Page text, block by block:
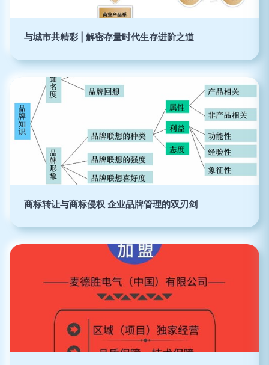
与城市共精彩 | 解密存量时代生存进阶之道
商标转让与商标侵权 企业品牌管理的双刃剑